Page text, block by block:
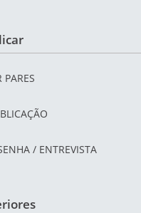
PARES
/ ENTREVISTA